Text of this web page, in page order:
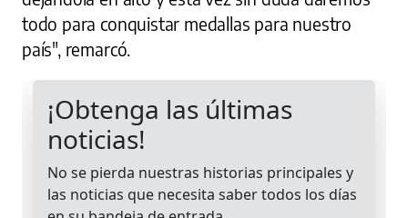
todo para conquistar medallas para nuestro
país", remarcó.